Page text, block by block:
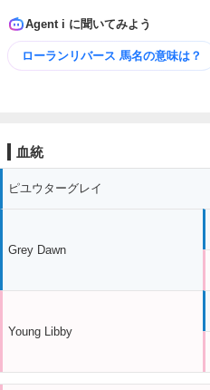
Agent i に聞いてみよう
ローランリバース 馬名の意味は？
血統
ピユウターグレイ
Grey Dawn
Young Libby